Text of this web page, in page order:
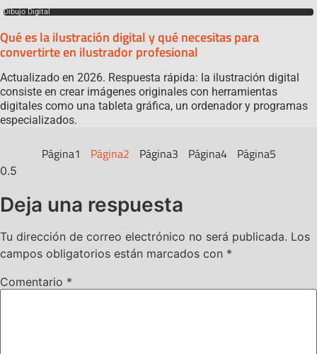
Dibujo Digital
Qué es la ilustración digital y qué necesitas para
convertirte en ilustrador profesional
Actualizado en 2026. Respuesta rápida: la ilustración digital
consiste en crear imágenes originales con herramientas
digitales como una tableta gráfica, un ordenador y programas
especializados.
Página1 Página2 Página3 Página4 Página5
Deja una respuesta
Tu dirección de correo electrónico no será publicada. Los
campos obligatorios están marcados con *
Comentario *